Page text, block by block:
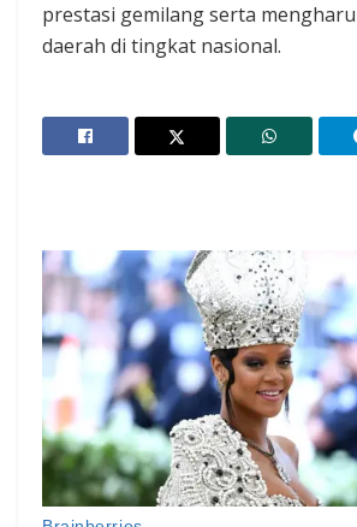
prestasi gemilang serta
daerah di tingkat nasional.